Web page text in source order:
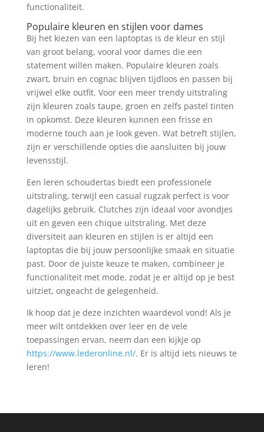
functionaliteit.
Populaire kleuren en stijlen voor dames
Bij het kiezen van een laptoptas is de kleur en stijl
van groot belang, vooral voor dames die een
statement willen maken. Populaire kleuren zoals
zwart, bruin en cognac blijven tijdloos en passen bij
vrijwel elke outfit. Voor een meer trendy uitstraling
zijn kleuren zoals taupe, groen en zelfs pastel tinten
in opkomst. Deze kleuren kunnen een frisse en
moderne touch aan je look geven. Wat betreft stijlen,
zijn er verschillende opties die aansluiten bij jouw
levensstijl.
Een leren schoudertas biedt een professionele
uitstraling, terwijl een casual rugzak perfect is voor
dagelijks gebruik. Clutches zijn ideaal voor avondjes
uit en geven een chique uitstraling. Met deze
diversiteit aan kleuren en stijlen is er altijd een
laptoptas die bij jouw persoonlijke smaak en situatie
past. Door de juiste keuze te maken, combineer je
functionaliteit met mode, zodat je er altijd op je best
uitziet, ongeacht de gelegenheid.
Ik hoop dat je deze inzichten waardevol vond! Als je
meer wilt ontdekken over leer en de vele
toepassingen ervan, neem dan een kijkje op
https://www.lederonline.nl/. Er is altijd iets nieuws te
leren!